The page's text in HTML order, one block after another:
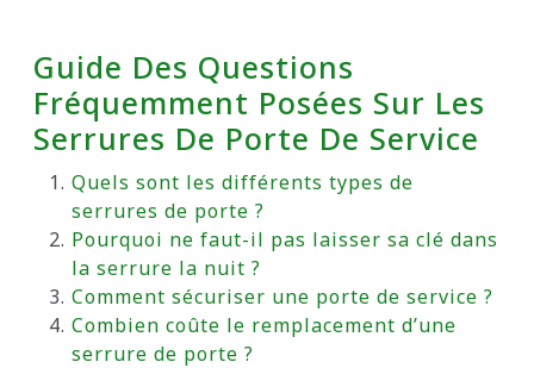
Guide Des Questions
Fréquemment Posées Sur Les
Serrures De Porte De Service
Quels sont les différents types de
serrures de porte ?
Pourquoi ne faut-il pas laisser sa clé dans
la serrure la nuit ?
Comment sécuriser une porte de service ?
Combien coûte le remplacement d’une
serrure de porte ?